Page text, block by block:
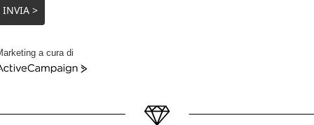
INVIA >
a cura di